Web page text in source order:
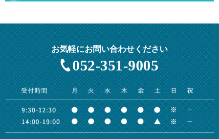
お気軽にお問い合わせください
052-351-9005